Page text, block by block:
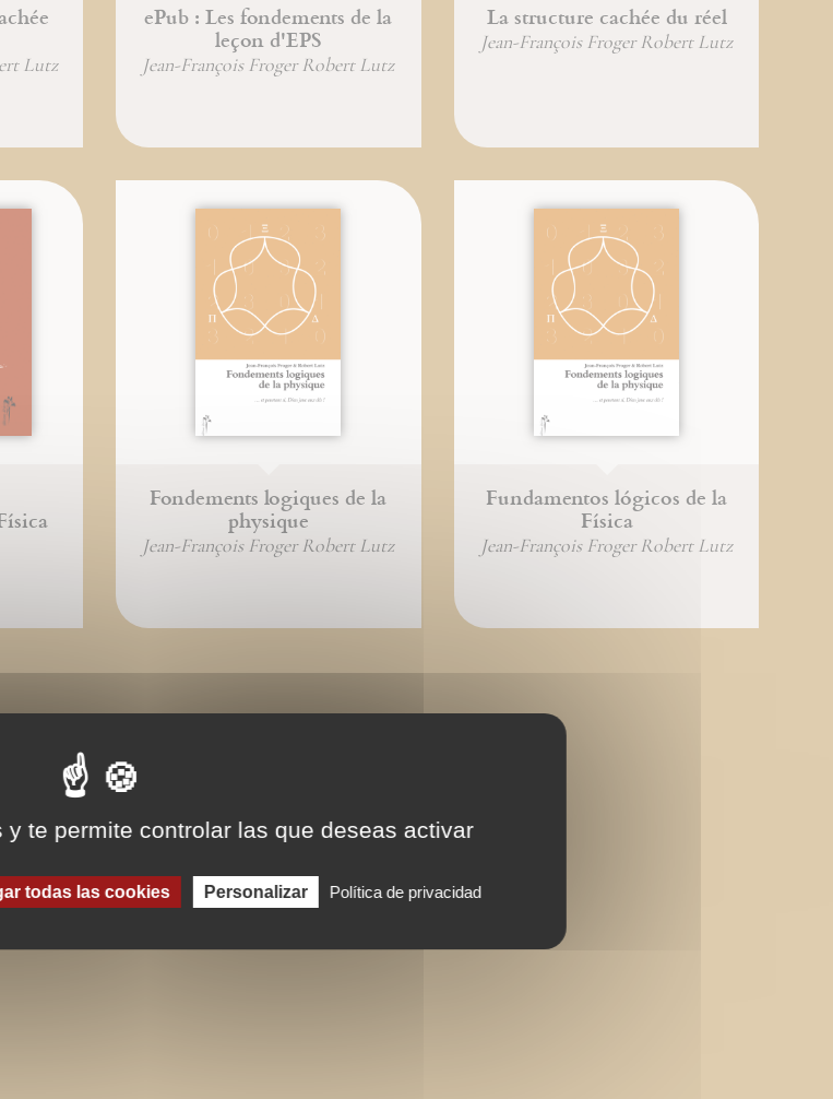
Lutz
ePub : Les fondements de la
leçon d'EPS
Jean-François Froger Robert Lutz
La structure cachée du réel
Jean-François Froger Robert Lutz
Fondements logiques de la
physique
Jean-François Froger Robert Lutz
Fundamentos lógicos de la
Física
Jean-François Froger Robert Lutz
te permite controlar las que deseas activar
todas las cookies Personalizar Política de privacidad